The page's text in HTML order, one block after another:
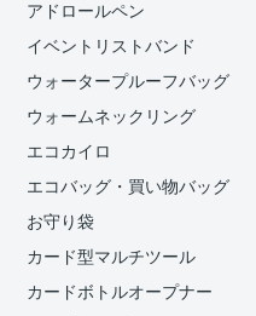
アドロールペン
イベントリストバンド
ウォータープルーフバッグ
ウォームネックリング
エコカイロ
エコバッグ・買い物バッグ
お守り袋
カード型マルチツール
カードボトルオープナー